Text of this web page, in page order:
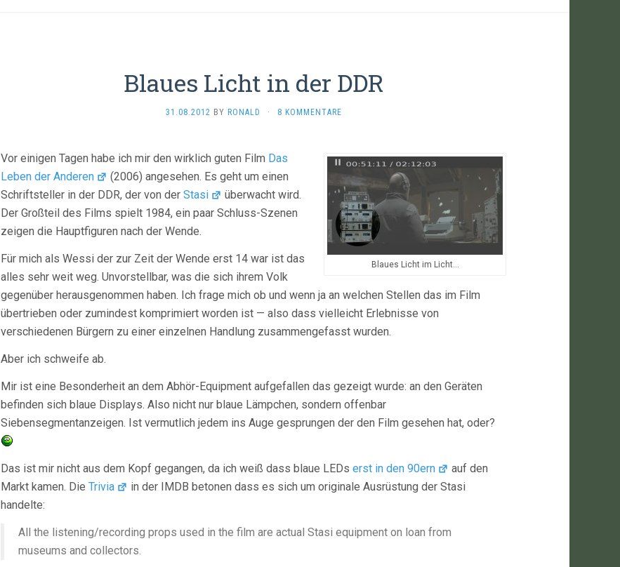
Blaues Licht in der DDR
31.08.2012 BY RONALD · 8 KOMMENTARE
Blaues Licht im Licht…
Vor einigen Tagen habe ich mir den wirklich guten Film Das
Leben der Anderen
(2006) angesehen. Es geht um einen
Schriftsteller in der DDR, der von der Stasi
überwacht wird.
Der Großteil des Films spielt 1984, ein paar Schluss-Szenen
zeigen die Hauptfiguren nach der Wende.
Für mich als Wessi der zur Zeit der Wende erst 14 war ist das
alles sehr weit weg. Unvorstellbar, was die sich ihrem Volk
gegenüber herausgenommen haben. Ich frage mich ob und wenn ja an welchen Stellen das im Film
übertrieben oder zumindest komprimiert worden ist — also dass vielleicht Erlebnisse von
verschiedenen Bürgern zu einer einzelnen Handlung zusammengefasst wurden.
Aber ich schweife ab.
Mir ist eine Besonderheit an dem Abhör-Equipment aufgefallen das gezeigt wurde: an den Geräten
befinden sich blaue Displays. Also nicht nur blaue Lämpchen, sondern offenbar
Siebensegmentanzeigen. Ist vermutlich jedem ins Auge gesprungen der den Film gesehen hat, oder?
Das ist mir nicht aus dem Kopf gegangen, da ich weiß dass blaue LEDs erst in den 90ern
auf den
Markt kamen. Die Trivia
in der IMDB betonen dass es sich um originale Ausrüstung der Stasi
handelte:
All the listening/recording props used in the film are actual Stasi equipment on loan from
museums and collectors.